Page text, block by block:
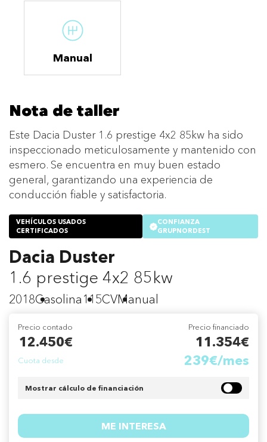
Manual
Nota de taller
Este Dacia Duster 1.6 prestige 4x2 85kw ha sido
inspeccionado meticulosamente y mantenido con
esmero. Se encuentra en muy buen estado
general, garantizando una experiencia de
conducción fiable y satisfactoria.
VEHÍCULOS USADOS
CERTIFICADOS
CONFIANZA
GRUPNORDEST
Dacia Duster
1.6 prestige 4x2 85kw
2018Gasolina 115CVManual
Precio contado
12.450€
Precio financiado
11.354€
Cuota desde 239€/mes
Mostrar cálculo de financiación
ME INTERESA